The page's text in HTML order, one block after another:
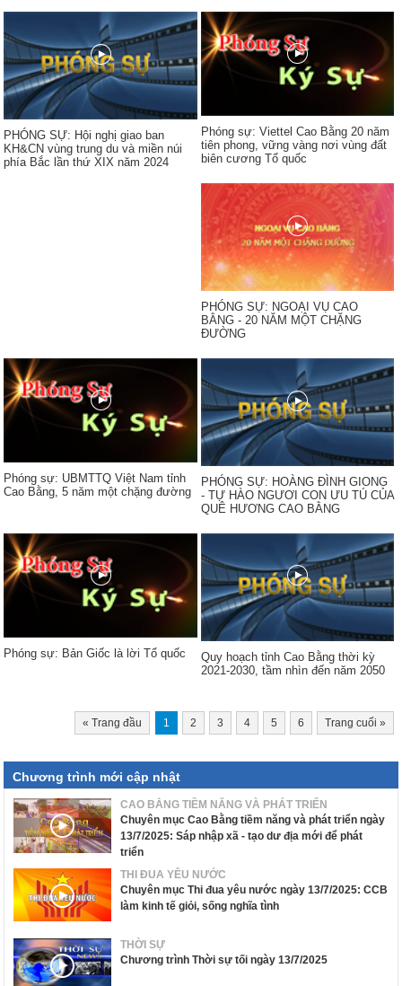
PHÓNG SỰ: Hội nghị giao ban
KH&CN vùng trung du và miền núi
phía Bắc lần thứ XIX năm 2024
Phóng sự: Viettel Cao Bằng 20 năm
tiên phong, vững vàng nơi vùng đất
biên cương Tổ quốc
PHÓNG SỰ: NGOẠI VỤ CAO
BẰNG - 20 NĂM MỘT CHẶNG
ĐƯỜNG
Phóng sự: UBMTTQ Việt Nam tỉnh
Cao Bằng, 5 năm một chặng đường
PHÓNG SỰ: HOÀNG ĐÌNH GIONG
- TỰ HÀO NGƯƠI CON ƯU TÚ CỦA
QUÊ HƯƠNG CAO BẰNG
Phóng sự: Bản Giốc là lời Tổ quốc
Quy hoạch tỉnh Cao Bằng thời kỳ
2021-2030, tầm nhìn đến năm 2050
« Trang đầu 1 2 3 4 5 6 Trang cuối »
Chương trình mới cập nhật
CAO BẰNG TIỀM NĂNG VÀ PHÁT TRIỂN
Chuyên mục Cao Bằng tiềm năng và phát triển ngày
13/7/2025: Sáp nhập xã - tạo dư địa mới để phát
triển
THI ĐUA YÊU NƯỚC
Chuyên mục Thi đua yêu nước ngày 13/7/2025: CCB
làm kinh tế giỏi, sống nghĩa tình
THỜI SỰ
Chương trình Thời sự tối ngày 13/7/2025